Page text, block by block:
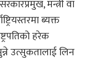
मन्त्री वा
ब्यक्त
हरेक
उत्सुकतालाई लिन